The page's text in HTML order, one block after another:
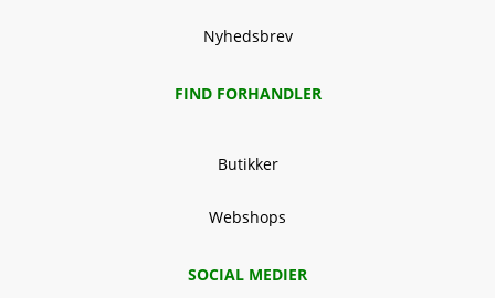
Nyhedsbrev
FIND FORHANDLER
Butikker
Webshops
SOCIAL MEDIER